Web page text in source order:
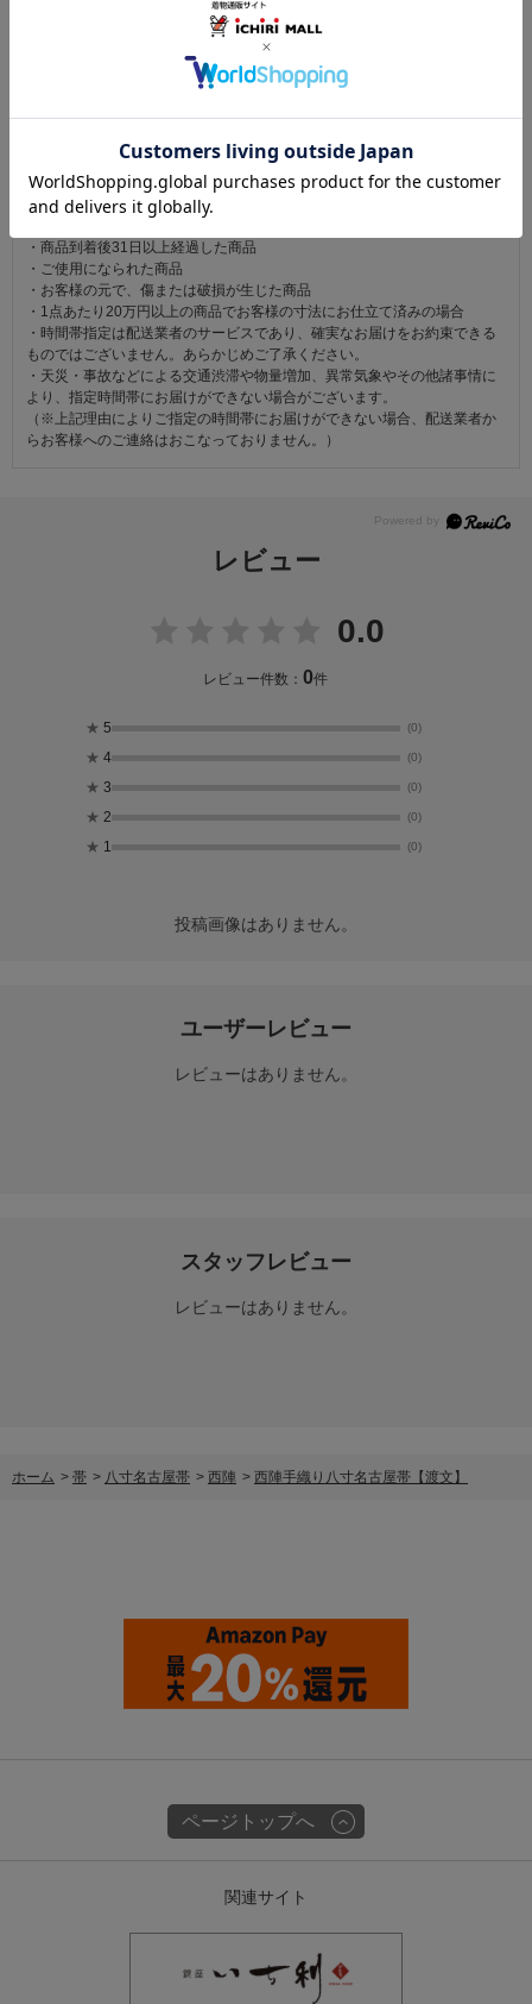
この商品を見た人は
こちらの商品も見ています
お仕立て後、お客様の手元に届いてから30日以内であれば返品可能です。
返品にかかる送料は無料です。
・商品到着後31日以上経過した商品
・ご使用になられた商品
・お客様の元で、傷または破損が生じた商品
・1点あたり20万円以上の商品でお客様の寸法にお仕立て済みの場合
・時間帯指定は配送業者のサービスであり、確実なお届けをお約束できる
ものではございません。あらかじめご了承ください。
・天災・事故などによる交通渋滞や物量増加、異常気象やその他諸事情に
より、指定時間帯にお届けができない場合がございます。
（※上記理由によりご指定の時間帯にお届けができない場合、配送業者か
らお客様へのご連絡はおこなっておりません。）
レビュー
0.0
レビュー件数：0件
★ 5 (0)
★ 4 (0)
★ 3 (0)
★ 2 (0)
★ 1 (0)
投稿画像はありません。
ユーザーレビュー
レビューはありません。
スタッフレビュー
レビューはありません。
ホーム > 帯 > 八寸名古屋帯 > 西陣 > 西陣手織り八寸名古屋帯【渡文】
ページトップへ
関連サイト